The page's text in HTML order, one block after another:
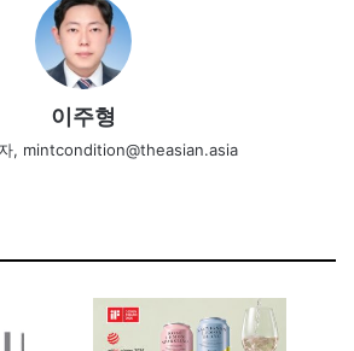
이주형
, mintcondition@theasian.asia